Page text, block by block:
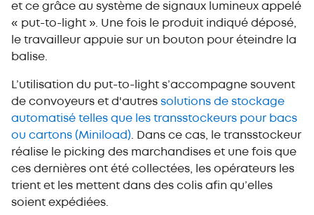
et ce grâce au système de signaux lumineux appelé
« put-to-light ». Une fois le produit indiqué déposé,
le travailleur appuie sur un bouton pour éteindre la
balise.
L’utilisation du put-to-light s’accompagne souvent
de convoyeurs et d'autres solutions de stockage
automatisé telles que les transstockeurs pour bacs
ou cartons (Miniload). Dans ce cas, le transstockeur
réalise le picking des marchandises et une fois que
ces dernières ont été collectées, les opérateurs les
trient et les mettent dans des colis afin qu’elles
soient expédiées.